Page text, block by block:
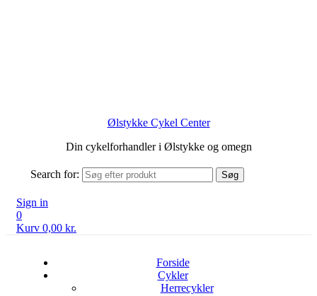
Ølstykke Cykel Center
Din cykelforhandler i Ølstykke og omegn
Search for: Søg
Sign in
0
Kurv 0,00 kr.
Forside
Cykler
Herrecykler